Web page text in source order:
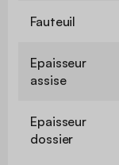
Fauteuil
Epaisseur
assise
Epaisseur
dossier